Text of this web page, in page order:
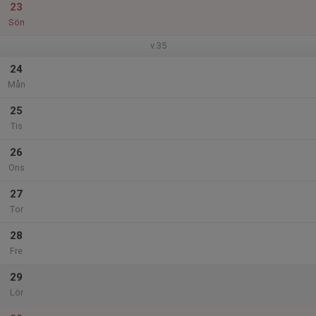
23
Sön
v.35
24
Mån
25
Tis
26
Ons
27
Tor
28
Fre
29
Lör